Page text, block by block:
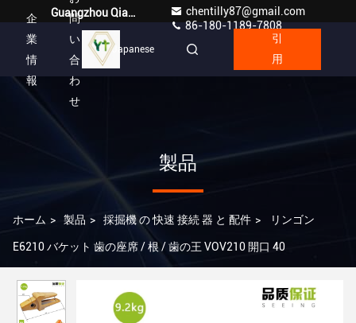
Guangzhou Qianyuan Construction Machinery Co,.LTD
chentilly87@gmail.com
86-180-1189-7808
企
業
情
報
問
い
合
わ
せ
Japanese
引
用
製品
ホーム > 製品 > 採掘機 の 快速 接続 器 と 配件 > リンゴン
E6210 バケット 歯の座席 / 根 / 歯の王 VOV210 開口 40